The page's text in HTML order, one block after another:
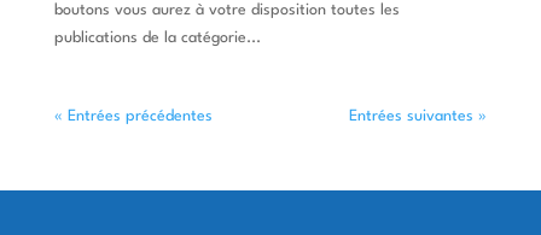
boutons vous aurez à votre disposition toutes les
publications de la catégorie...
« Entrées précédentes Entrées suivantes »